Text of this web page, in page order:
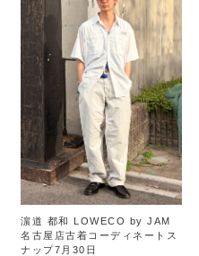
濵道 都和 LOWECO by JAM
名古屋店古着コーディネートス
ナップ7月30日